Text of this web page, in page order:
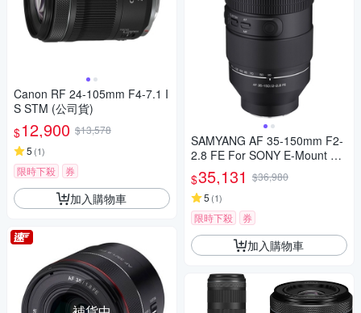
Canon RF 24-105mm F4-7.1 I
S STM (公司貨)
$12,900 $13,578
5 (1)
限時下殺 券
加入購物車
SAMYANG AF 35-150mm F2-
2.8 FE For SONY E-Mount 自
動對焦鏡頭 公司貨
$35,131 $36,980
5 (1)
限時下殺 券
加入購物車